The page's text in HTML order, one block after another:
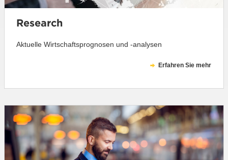
Research
Aktuelle Wirtschaftsprognosen und -analysen
Erfahren Sie mehr